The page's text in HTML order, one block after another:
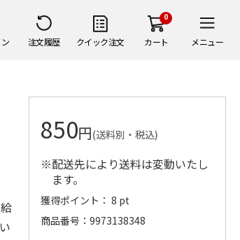
注文履歴 クイック注文
0
カート メニュー
850円(送料別・税込)
※配送先により送料は変動いたし
ます。
獲得ポイント： 8 pt
商品番号
9973138348